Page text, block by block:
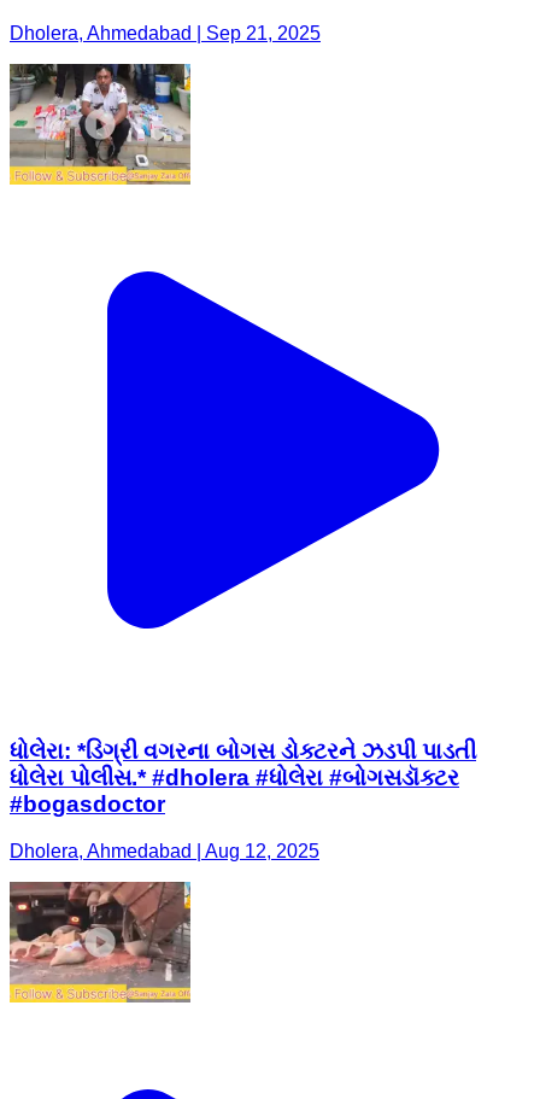
Dholera, Ahmedabad | Sep 21, 2025
ધોલેરા: *ડિગ્રી વગરના બોગસ ડોક્ટરને ઝડપી પાડતી
ધોલેરા પોલીસ.* #dholera #ધોલેરા #બોગસડૉક્ટર
#bogasdoctor
Dholera, Ahmedabad | Aug 12, 2025